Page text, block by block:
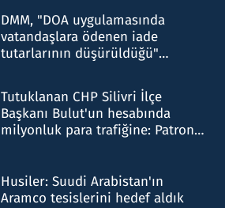
DMM, "DOA uygulamasında
vatandaşlara ödenen iade
tutarlarının düşürüldüğü"
Tutuklanan CHP Silivri İlçe
Başkanı Bulut'un hesabında
milyonluk para trafiğine: Patron
Husiler: Suudi Arabistan'ın
Aramco tesislerini hedef aldık